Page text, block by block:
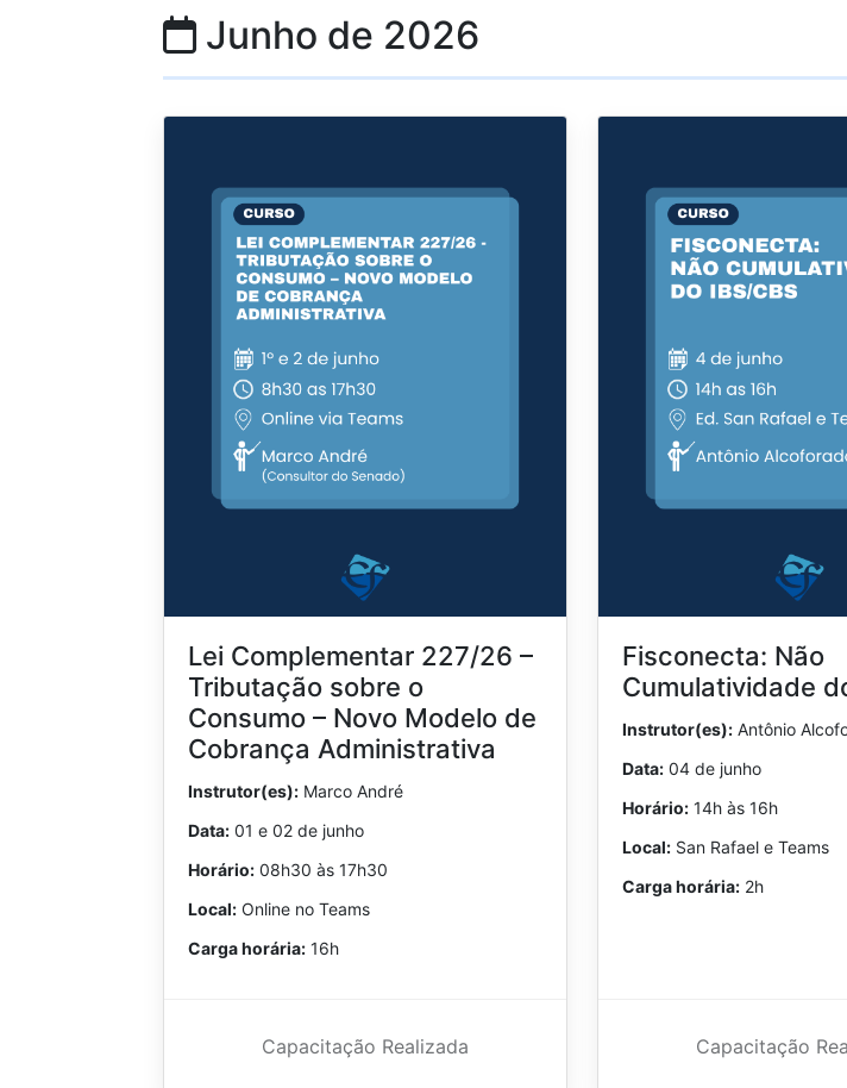
Junho de 2026
Lei Complementar 227/26 –
Tributação sobre o
Consumo – Novo Modelo de
Cobrança Administrativa
Instrutor(es): Marco André
Data: 01 e 02 de junho
Horário: 08h30 às 17h30
Local: Online no Teams
Carga horária: 16h
Capacitação Realizada
Fisconecta: Não
Cumulatividade
Instrutor(es): Antônio
Data: 04 de junho
Horário: 14h às 16h
Local: San Rafael e Teams
Carga horária: 2h
Capacitação